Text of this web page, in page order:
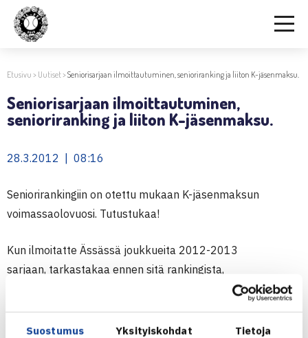
Suostumus Yksityiskohdat Tietoja
Etusivu > Uutiset>Seniorisarjaan ilmoittautuminen, senioriranking ja liiton K-jäsenmaksu.
Seniorisarjaan ilmoittautuminen,
senioriranking ja liiton K-jäsenmaksu.
28.3.2012 | 08:16
Seniorirankingiin on otettu mukaan K-jäsenmaksun
voimassaolovuosi. Tutustukaa!
Kun ilmoitatte Ässässä joukkueita 2012-2013
sarjaan, tarkastakaa ennen sitä rankingista,
senioritenniksen jäsenmaksu ja K-jäsenmaksu ovat